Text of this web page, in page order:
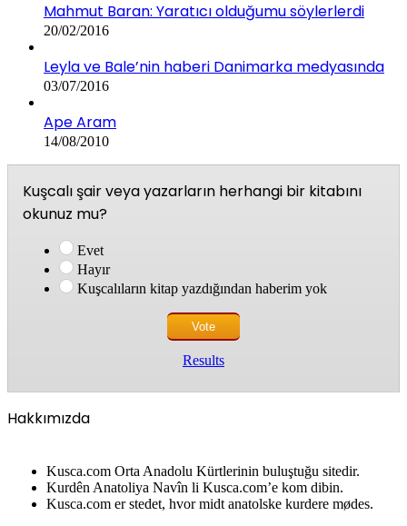
Mahmut Baran: Yaratıcı olduğumu söylerlerdi
20/02/2016
Leyla ve Bale’nin haberi Danimarka medyasında
03/07/2016
Ape Aram
14/08/2010
Kuşcalı şair veya yazarların herhangi bir kitabını
okunuz mu?
Evet
Hayır
Kuşcalıların kitap yazdığından haberim yok
Results
Hakkımızda
Kusca.com Orta Anadolu Kürtlerinin buluştuğu sitedir.
Kurdên Anatoliya Navîn li Kusca.com’e kom dibin.
Kusca.com er stedet, hvor midt anatolske kurdere mødes.